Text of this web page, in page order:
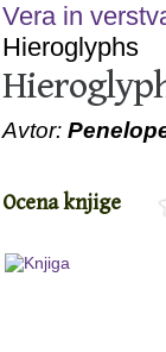
Vera in
Hieroglyphs
Avtor:
Ocena knjige